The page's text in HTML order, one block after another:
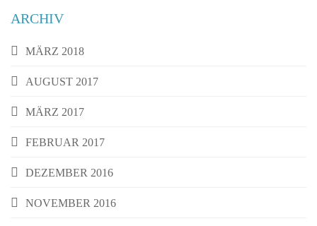
ARCHIV
MÄRZ 2018
AUGUST 2017
MÄRZ 2017
FEBRUAR 2017
DEZEMBER 2016
NOVEMBER 2016